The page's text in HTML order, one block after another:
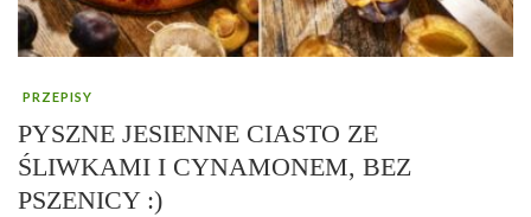
PRZEPISY
PYSZNE JESIENNE CIASTO ZE
ŚLIWKAMI I CYNAMONEM, BEZ
PSZENICY :)